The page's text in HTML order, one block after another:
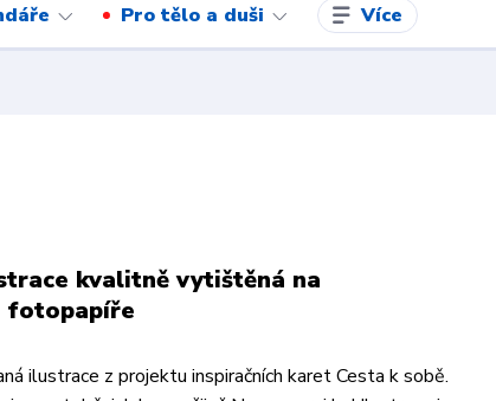
Pro tělo a duši Více
kvalitně vytištěná na
fotopapíře
ilustrace z projektu inspiračních karet Cesta k sobě.